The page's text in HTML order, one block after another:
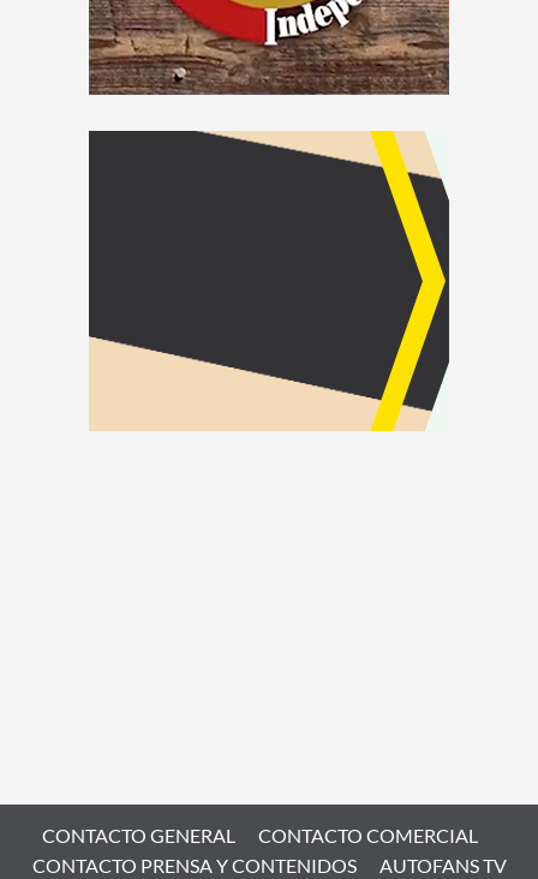
CONTACTO GENERAL
CONTACTO COMERCIAL
CONTACTO PRENSA Y CONTENIDOS
AUTOFANS TV